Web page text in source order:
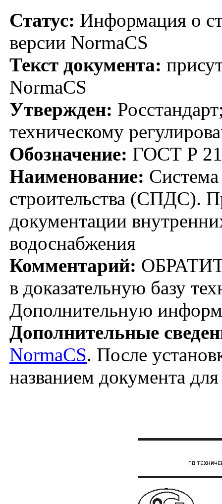
Статус: Информация о
версии NormaCS
Текст документа:
NormaCS
Утвержден:
техническому
Обозначение: ГОСТ Р
Наименование:
строительства (СПДС).
документации
водоснабжения
Комментарий:
в доказательную базу
Дополнительную
Дополнительные
NormaCS. После
названием документа